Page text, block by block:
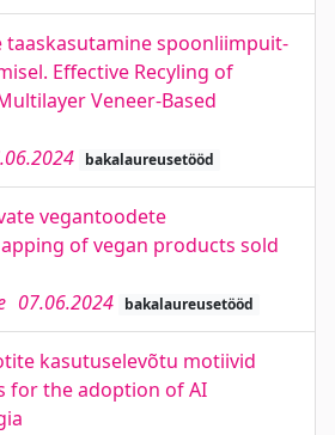
taaskasutamine spoonliimpuit-
Effective Recyling of
Veneer-Based
bakalaureusetööd
vegantoodete
of vegan products sold
07.06.2024 bakalaureusetööd
kasutuselevõtu motiivid
for the adoption of AI